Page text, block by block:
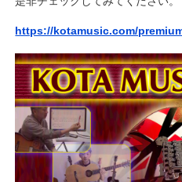
https://kotamusic.com/